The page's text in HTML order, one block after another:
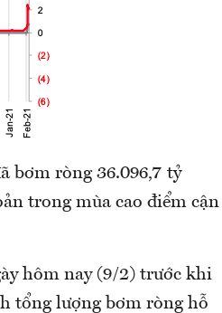
bơm ròng 36.096,7 tỷ
trong mùa cao điểm cận
hôm nay (9/2) trước khi
tổng lượng bơm ròng hỗ